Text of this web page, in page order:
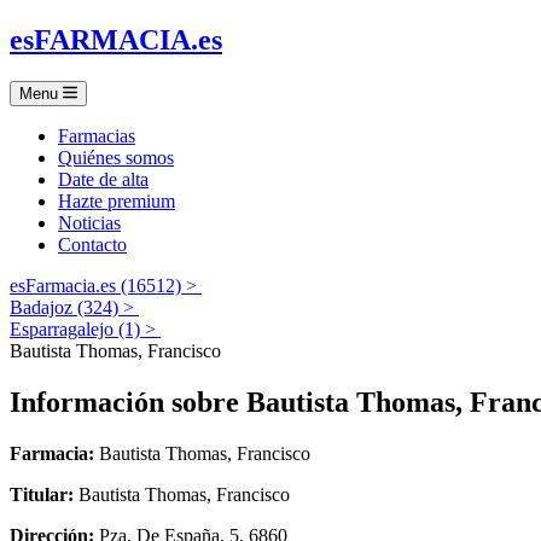
esFARMACIA.es
Menu
Farmacias
Quiénes somos
Date de alta
Hazte premium
Noticias
Contacto
esFarmacia.es (16512) >
Badajoz (324) >
Esparragalejo (1) >
Bautista Thomas, Francisco
Información sobre Bautista Thomas,
Farmacia: Bautista Thomas, Francisco
Titular: Bautista Thomas, Francisco
Dirección: Pza. De España, 5, 6860